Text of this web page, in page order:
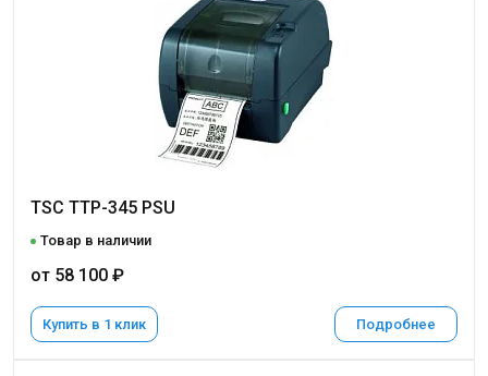
TSC TTP-345 PSU
Товар в наличии
от 58 100 ₽
Купить в 1 клик Подробнее